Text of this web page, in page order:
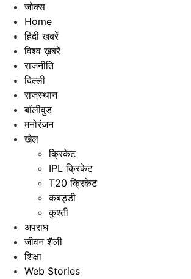
जोक्स
Home
हिंदी खबरें
विश्व ख़बरें
राजनीति
दिल्ली
राजस्थान
बॉलीवुड
मनोरंजन
खेल
क्रिकेट
IPL क्रिकेट
T20 क्रिकेट
कबड्डी
कुश्ती
अपराध
जीवन शैली
शिक्षा
Web Stories